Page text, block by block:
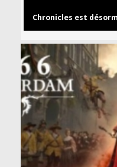
Chronicles est